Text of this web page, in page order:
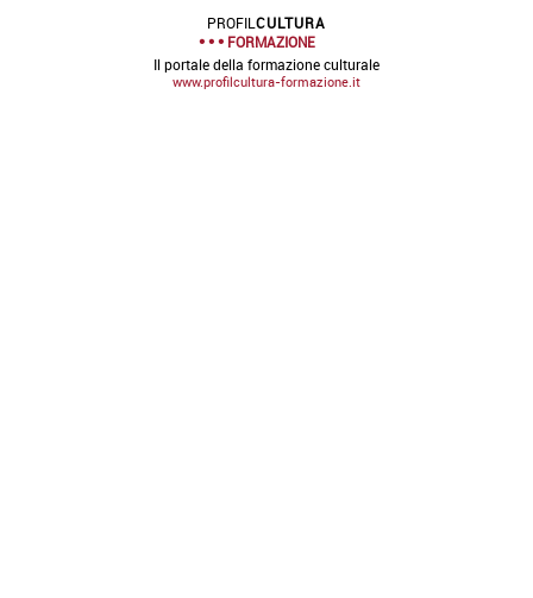
PROFILCULTURA
FORMAZIONE
Il portale della formazione culturale
www.profilcultura-formazione.it